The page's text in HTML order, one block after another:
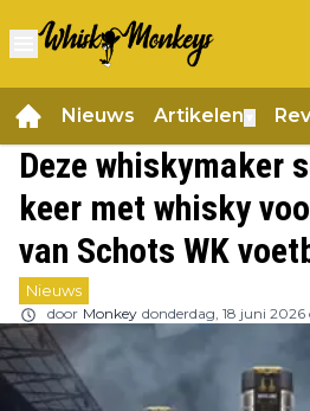
Nieuws Artikelen
Deze whiskymaker
keer met whisky
van Schots WK
Nieuws
door Monkey donderdag, 18 juni 2026